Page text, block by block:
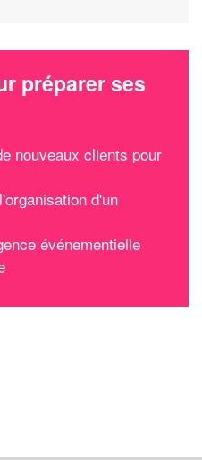
préparer ses
nouveaux clients pour
d'un
événementielle